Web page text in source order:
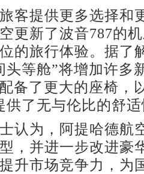
提供更多选择和
更新了波音787的
的旅行体验。据了
头等舱”将增加许多
备了更大的座椅，
供了无与伦比的舒
为，阿提哈德航
，并进一步改进豪
升市场竞争力，为